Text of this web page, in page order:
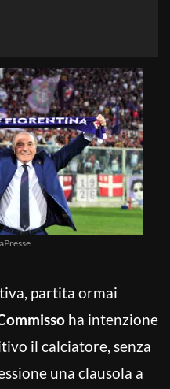
partita ormai
ha intenzione
il calciatore, senza
una clausola a